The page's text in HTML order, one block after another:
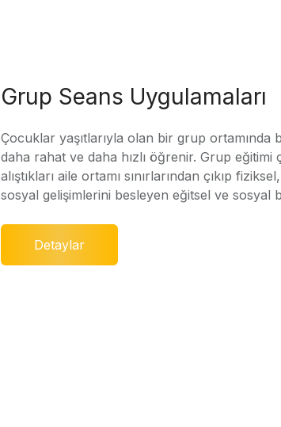
Grup Seans Uygulamaları
Çocuklar yaşıtlarıyla olan bir grup ortamında
daha rahat ve daha hızlı öğrenir. Grup eğitimi
alıştıkları aile ortamı sınırlarından çıkıp
sosyal gelişimlerini besleyen eğitsel ve sosyal
Detaylar